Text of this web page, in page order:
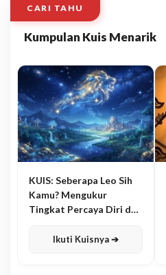
CARI TAHU
Kumpulan Kuis Menarik
KUIS: Seberapa Leo Sih
Kamu? Mengukur
Tingkat Percaya Diri dan
Ikuti Kuisnya ➔